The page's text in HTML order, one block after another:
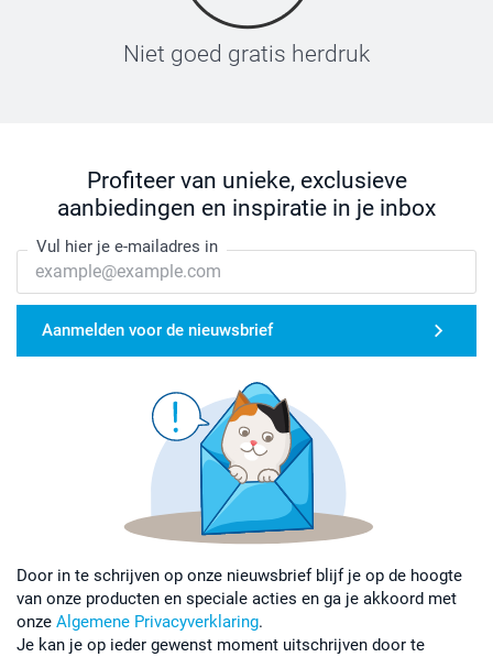
Niet goed gratis herdruk
Profiteer van unieke, exclusieve
aanbiedingen en inspiratie in je inbox
Vul hier je e-mailadres in
Aanmelden voor de nieuwsbrief
Door in te schrijven op onze nieuwsbrief blijf je op de hoogte
van onze producten en speciale acties en ga je akkoord met
onze Algemene Privacyverklaring.
Je kan je op ieder gewenst moment uitschrijven door te